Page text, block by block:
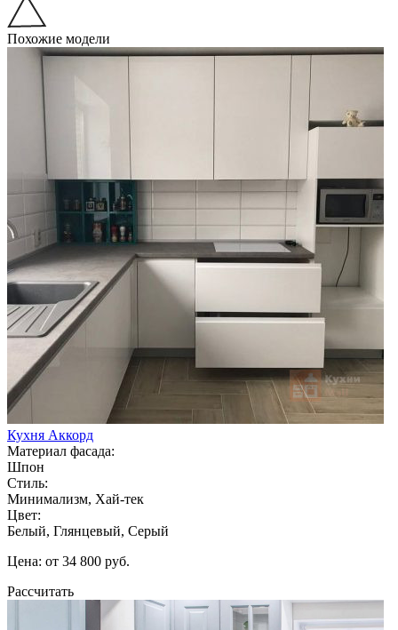
Похожие модели
Кухня Аккорд
Материал фасада:
Шпон
Стиль:
Минимализм, Хай-тек
Цвет:
Белый, Глянцевый, Серый
Цена: от 34 800 руб.
Рассчитать